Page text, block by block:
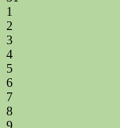
1
2
3
4
5
6
7
8